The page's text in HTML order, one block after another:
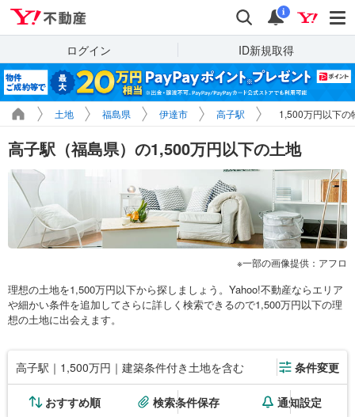
検索 通知
i
ログイン ID新規取得
土地 福島県 伊達市 高子駅 1,500万円以下の
高子駅（福島県）の1,500万円以下の土地
一部の画像提供：アフロ
理想の土地を1,500万円以下から探しましょう。Yahoo!不動産ならエリア
や細かい条件を追加してさらに詳しく検索できるので1,500万円以下の理
想の土地に出会えます。
高子駅｜1,500万円｜建築条件付き土地を含む 条件変更
おすすめ順 検索条件保存 通知設定